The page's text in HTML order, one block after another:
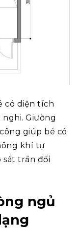
có diện tích
Giường
giúp bé có
khí tự
sát trần đối
ngủ